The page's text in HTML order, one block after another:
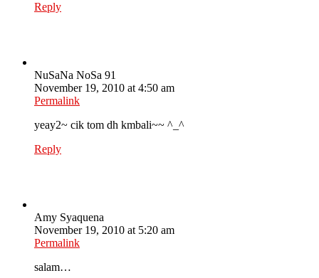
Reply
NuSaNa NoSa 91
November 19, 2010 at 4:50 am
Permalink
yeay2~ cik tom dh kmbali~~ ^_^
Reply
Amy Syaquena
November 19, 2010 at 5:20 am
Permalink
salam…